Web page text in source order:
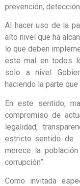
prevención,
Al hacer uso de la
alto nivel que ha
lo que deben
este mal en todos
solo a nivel
haciendo la parte que
En este sentido,
compromiso de
legalidad,
estricto sentido de
merece la
corrupción”.
Como invitada